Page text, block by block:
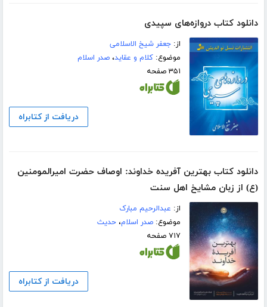
دانلود کتاب دروازه‌های سپیدی
از:جعفر شیخ الاسلامی
موضوع:کلام و عقاید،صدر اسلام
۳۵۱ صفحه
دریافت از کتابراه
دانلود کتاب بهترین آفریده خداوند: اوصاف حضرت امیرالمومنین
(ع) از زبان مشایخ اهل سنت
از: عبدالرحیم مبارک
موضوع:صدر اسلام،حدیث
۷۱۷ صفحه
دریافت از کتابراه